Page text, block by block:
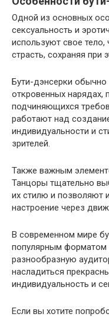
Одной из основных
сексуальность и
используют свое тело,
страсть, сохраняя при
Бути-дэнсерки обычно
откровенных
подчиняющихся
работают над
индивидуальности и
зрителей.
Также важным
Танцоры тщательно
их стилю и позволяют
настроение через
В современном мире
популярным форматом
разнообразную
насладиться
индивидуальность и
Если вы хотите